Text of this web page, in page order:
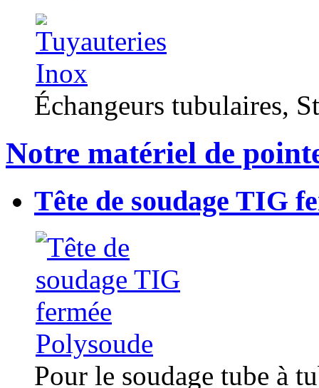
Échangeurs tubulaires,
Notre matériel de
Tête de soudage TIG
Pour le soudage tube à